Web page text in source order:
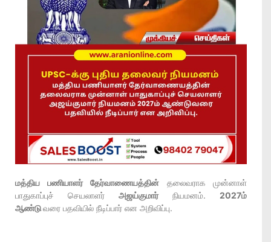
மத்திய பணியாளர் தேர்வாணையத்தின் தலைவராக முன்னாள்
பாதுகாப்புச் செயலாளர் அஜய்குமார்நியமனம். 2027ம்
ஆண்டுவரை பதவியில் நீடிப்பார் என அறிவிப்பு.